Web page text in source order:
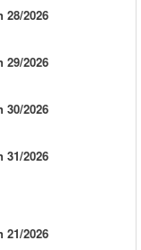
28/2026
29/2026
30/2026
31/2026
21/2026